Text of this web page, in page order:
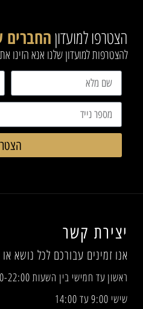
הצטרפו למועדוןהחברים
להצטרפות למועדון שלנו אנא הזינו
יצירת קשר
אנו זמינים עבורכם לכל נושא
ראשון עד חמישי בין השעות 09:00-22:00
שישי 9:00 עד 14:00